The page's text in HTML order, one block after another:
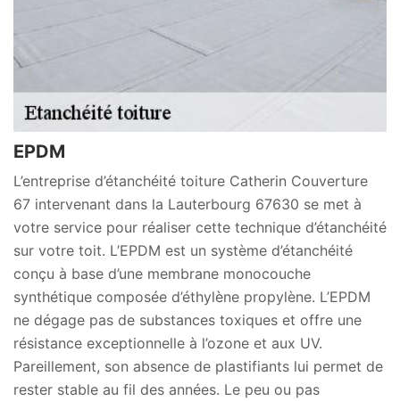
EPDM
L’entreprise d’étanchéité toiture Catherin Couverture
67 intervenant dans la Lauterbourg 67630 se met à
votre service pour réaliser cette technique d’étanchéité
sur votre toit. L’EPDM est un système d’étanchéité
conçu à base d’une membrane monocouche
synthétique composée d’éthylène propylène. L’EPDM
ne dégage pas de substances toxiques et offre une
résistance exceptionnelle à l’ozone et aux UV.
Pareillement, son absence de plastifiants lui permet de
rester stable au fil des années. Le peu ou pas